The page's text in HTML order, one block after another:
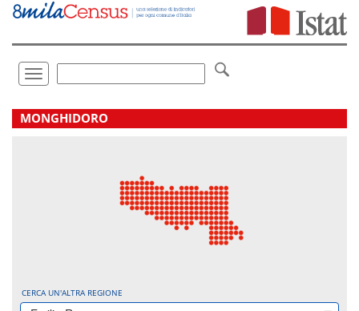
Vai
direttamente
Toggle
navigation
.
MONGHIDORO
CERCA UN'ALTRA REGIONE